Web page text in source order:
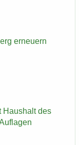
er­neu­ern
Haus­halt des